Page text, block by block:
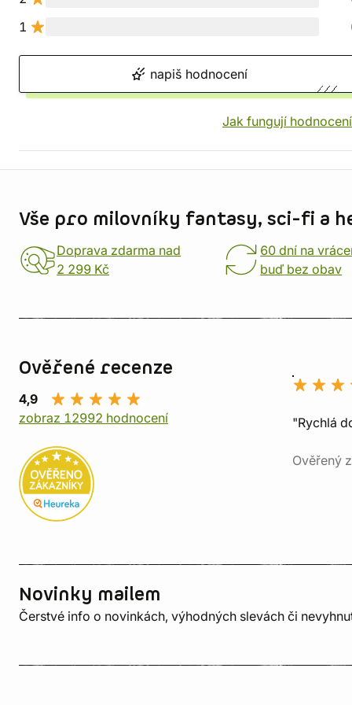
1
napiš hodnocení
Jak fungují
Vše pro milovníky fantasy, sci-fi a
Doprava zdarma nad
2 299 Kč
60 dní na
buď bez obav
Ověřené recenze
4,9
zobraz 12992 hodnocení
"Rychlá
Ověřený
Novinky mailem
Čerstvé info o novinkách, výhodných slevách či